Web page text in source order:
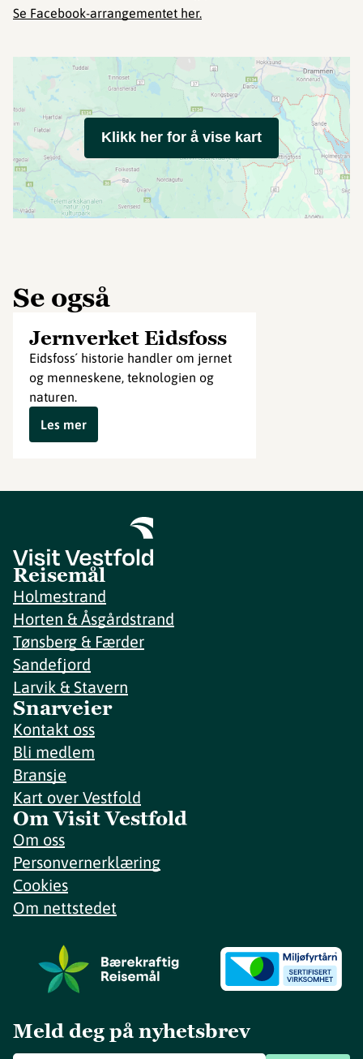
Se Facebook-arrangementet her.
Klikk her for å vise kart
Se også
Jernverket Eidsfoss
Eidsfoss´ historie handler om jernet
og menneskene, teknologien og
naturen.
Les mer
Reisemål
Holmestrand
Horten & Åsgårdstrand
Tønsberg & Færder
Sandefjord
Larvik & Stavern
Snarveier
Kontakt oss
Bli medlem
Bransje
Kart over Vestfold
Om Visit Vestfold
Om oss
Personvernerklæring
Cookies
Om nettstedet
Meld deg på nyhetsbrev